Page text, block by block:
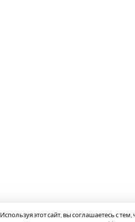
Используя этот сайт, вы соглашаетесь с